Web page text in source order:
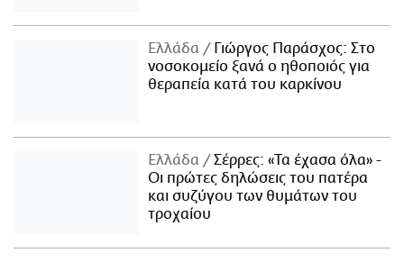
Ελλάδα
Γιώργος Παράσχος: Στο
νοσοκομείο ξανά ο ηθοποιός για
θεραπεία κατά του καρκίνου
Ελλάδα
Σέρρες: «Τα έχασα όλα» -
Οι πρώτες δηλώσεις του πατέρα
και συζύγου των θυμάτων του
τροχαίου